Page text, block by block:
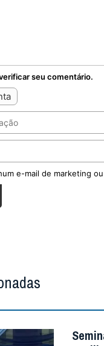
seu comentário.
e-mail de marketing